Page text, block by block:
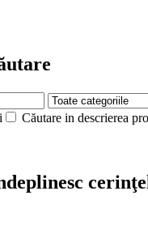
Căutare in descrierea